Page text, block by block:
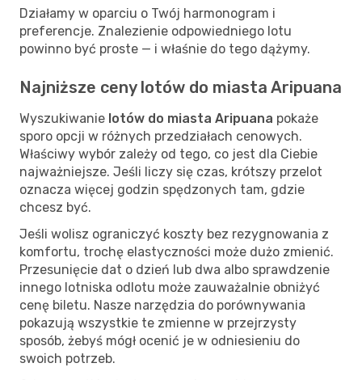
Działamy w oparciu o Twój harmonogram i
preferencje. Znalezienie odpowiedniego lotu
powinno być proste — i właśnie do tego dążymy.
Najniższe ceny lotów do miasta Aripuana
Wyszukiwanie lotów do miasta Aripuana pokaże
sporo opcji w różnych przedziałach cenowych.
Właściwy wybór zależy od tego, co jest dla Ciebie
najważniejsze. Jeśli liczy się czas, krótszy przelot
oznacza więcej godzin spędzonych tam, gdzie
chcesz być.
Jeśli wolisz ograniczyć koszty bez rezygnowania z
komfortu, trochę elastyczności może dużo zmienić.
Przesunięcie dat o dzień lub dwa albo sprawdzenie
innego lotniska odlotu może zauważalnie obniżyć
cenę biletu. Nasze narzędzia do porównywania
pokazują wszystkie te zmienne w przejrzysty
sposób, żebyś mógł ocenić je w odniesieniu do
swoich potrzeb.